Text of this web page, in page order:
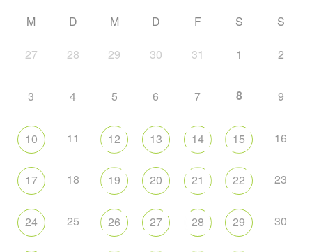
M D M D F S S
27 28 29 30 31 1 2
3 4 5 6 7 8 9
10 11 12 13 14 15 16
17 18 19 20 21 22 23
24 25 26 27 28 29 30